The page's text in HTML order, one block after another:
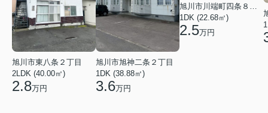
旭川市東八条２丁目
2LDK (40.00㎡)
2.8万円
旭川市旭神二条２丁目
1DK (38.88㎡)
3.6万円
旭川市川端町四条８丁目
1DK (22.68㎡)
2.5万円